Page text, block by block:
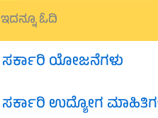
ಇದನ್ನೂ ಓದಿ
ಸರ್ಕಾರಿ ಯೋಜನೆಗಳು
ಸರ್ಕಾರಿ ಉದ್ಯೋಗ